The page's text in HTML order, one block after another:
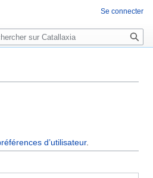
d’utilisateur.
Se connecter